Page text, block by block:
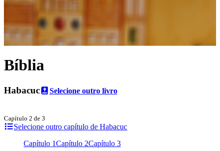
Bíblia
Habacuc Selecione outro livro
Capítulo 2 de 3
Selecione outro capítulo de Habacuc
Capítulo 1Capítulo 2Capítulo 3